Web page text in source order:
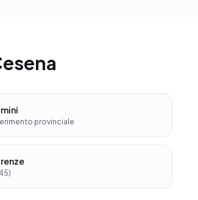
provinciale